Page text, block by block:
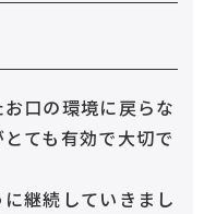
口の環境に戻らな
ても有効で大切で
継続していきまし